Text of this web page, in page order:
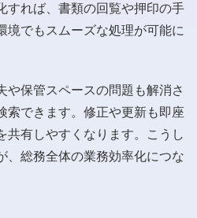
すれば、書類の回覧や押印の手
境でもスムーズな処理が可能に
や保管スペースの問題も解消さ
索できます。修正や更新も即座
共有しやすくなります。こうし
、総務全体の業務効率化につな